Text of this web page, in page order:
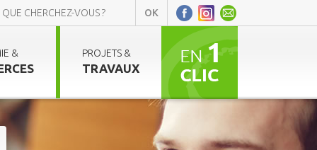
& PROJETS &
TRAVAUX